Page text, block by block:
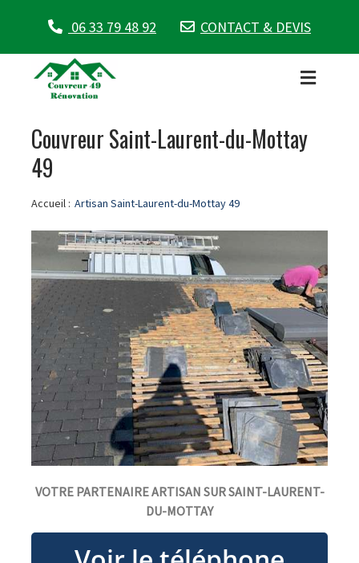
06 33 79 48 92 CONTACT & DEVIS
Couvreur Saint-Laurent-du-Mottay
49
Accueil : Artisan Saint-Laurent-du-Mottay 49
VOTRE PARTENAIRE ARTISAN SUR SAINT-LAURENT-
DU-MOTTAY